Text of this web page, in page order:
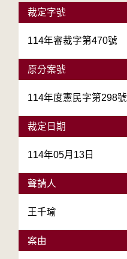
裁定字號
114年審裁字第470號
原分案號
114年度憲民字第298號
裁定日期
114年05月13日
聲請人
王千瑜
案由